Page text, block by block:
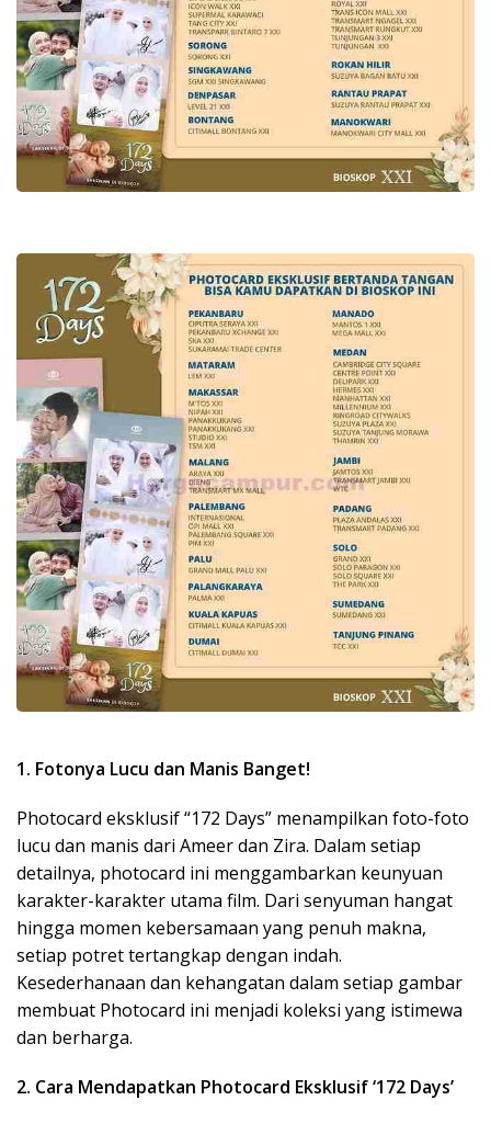
1. Fotonya Lucu dan Manis Banget!
Photocard eksklusif “172 Days” menampilkan foto-foto
lucu dan manis dari Ameer dan Zira. Dalam setiap
detailnya, photocard ini menggambarkan keunyuan
karakter-karakter utama film. Dari senyuman hangat
hingga momen kebersamaan yang penuh makna,
setiap potret tertangkap dengan indah.
Kesederhanaan dan kehangatan dalam setiap gambar
membuat Photocard ini menjadi koleksi yang istimewa
dan berharga.
2. Cara Mendapatkan Photocard Eksklusif ‘172 Days’